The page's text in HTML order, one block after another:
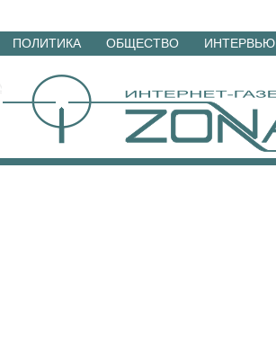
Перейти
материалам
ПОЛИТИКА ОБЩЕСТВО ИНТЕРВЬЮ